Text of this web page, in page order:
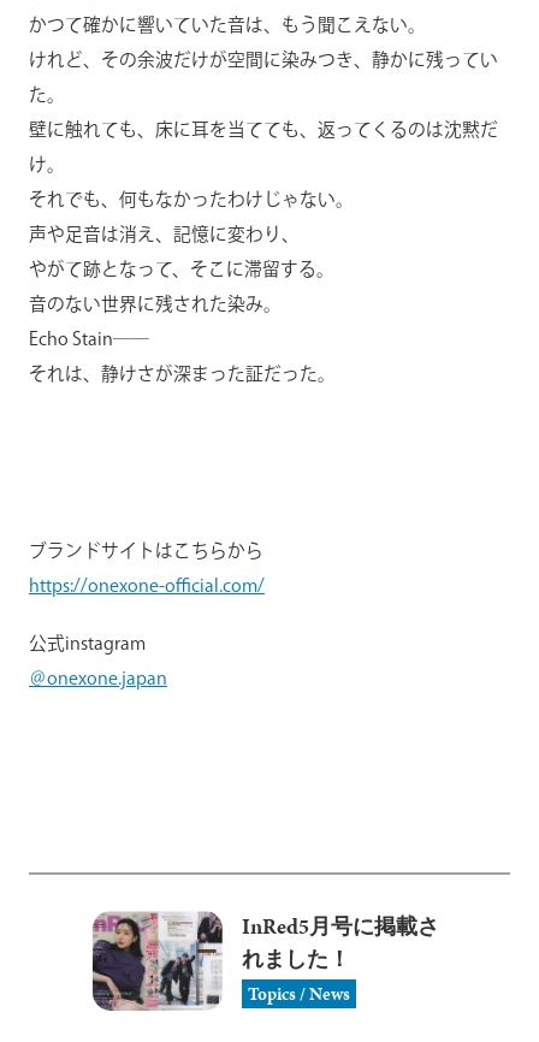
かつて確かに響いていた音は、もう聞こえない。
けれど、その余波だけが空間に染みつき、静かに残ってい
た。
壁に触れても、床に耳を当てても、返ってくるのは沈黙だ
け。
それでも、何もなかったわけじゃない。
声や足音は消え、記憶に変わり、
やがて跡となって、そこに滞留する。
音のない世界に残された染み。
Echo Stain――
それは、静けさが深まった証だった。
ブランドサイトはこちらから
https://onexone-official.com/
公式instagram
＠onexone.japan
InRed5月号に掲載さ
れました！
Topics / News